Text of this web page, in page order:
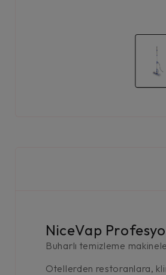
NiceVap
Buharlı temizleme
Otellerden restoranlara,